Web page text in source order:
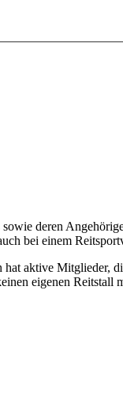
deren
bei einem
aktive Mitglieder,
eigenen Reitstall